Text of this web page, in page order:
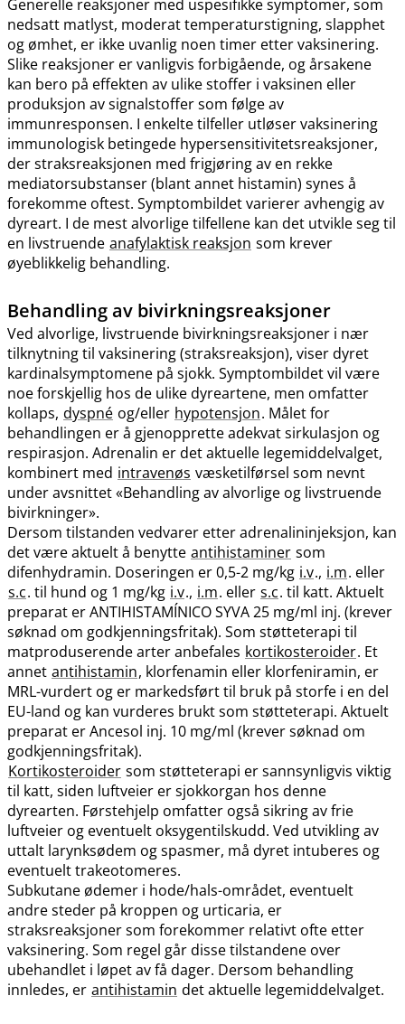
Generelle reaksjoner med uspesifikke symptomer, som
nedsatt matlyst, moderat temperaturstigning, slapphet
og ømhet, er ikke uvanlig noen timer etter vaksinering.
Slike reaksjoner er vanligvis forbigående, og årsakene
kan bero på effekten av ulike stoffer i vaksinen eller
produksjon av signalstoffer som følge av
immunresponsen. I enkelte tilfeller utløser vaksinering
immunologisk betingede hypersensitivitetsreaksjoner,
der straksreaksjonen med frigjøring av en rekke
mediatorsubstanser (blant annet histamin) synes å
forekomme oftest. Symptombildet varierer avhengig av
dyreart. I de mest alvorlige tilfellene kan det utvikle seg til
en livstruende anafylaktisk reaksjon som krever
øyeblikkelig behandling.
Behandling av bivirkningsreaksjoner
Ved alvorlige, livstruende bivirkningsreaksjoner i nær
tilknytning til vaksinering (straksreaksjon), viser dyret
kardinalsymptomene på sjokk. Symptombildet vil være
noe forskjellig hos de ulike dyreartene, men omfatter
kollaps, dyspné og​/​eller hypotensjon. Målet for
behandlingen er å gjenopprette adekvat sirkulasjon og
respirasjon. Adrenalin er det aktuelle legemiddelvalget,
kombinert med intravenøs væsketilførsel som nevnt
under avsnittet «Behandling av alvorlige og livstruende
bivirkninger».
Dersom tilstanden vedvarer etter adrenalininjeksjon, kan
det være aktuelt å benytte antihistaminer som
difenhydramin. Doseringen er 0,5-2 mg/kg i.v., i.m. eller
s.c. til hund og 1 mg/kg i.v., i.m. eller s.c. til katt. Aktuelt
preparat er ANTIHISTAMÍNICO SYVA 25 mg/ml inj. (krever
søknad om godkjenningsfritak). Som støtteterapi til
matproduserende arter anbefales kortikosteroider. Et
annet antihistamin, klorfenamin eller klorfeniramin, er
MRL-vurdert og er markedsført til bruk på storfe i en del
EU-land og kan vurderes brukt som støtteterapi. Aktuelt
preparat er Ancesol inj. 10 mg/ml (krever søknad om
godkjenningsfritak).
Kortikosteroider som støtteterapi er sannsynligvis viktig
til katt, siden luftveier er sjokkorgan hos denne
dyrearten. Førstehjelp omfatter også sikring av frie
luftveier og eventuelt oksygentilskudd. Ved utvikling av
uttalt larynksødem og spasmer, må dyret intuberes og
eventuelt trakeotomeres.
Subkutane ødemer i hode​/​hals-området, eventuelt
andre steder på kroppen og urticaria, er
straksreaksjoner som forekommer relativt ofte etter
vaksinering. Som regel går disse tilstandene over
ubehandlet i løpet av få dager. Dersom behandling
innledes, er antihistamin det aktuelle legemiddelvalget.